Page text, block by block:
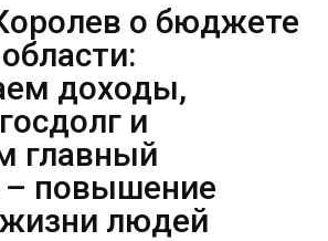
о бюджете
доходы,
и
главный
– повышение
жизни людей